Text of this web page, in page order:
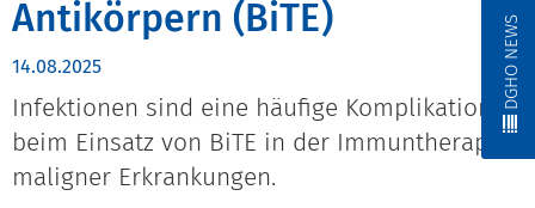
DGHO NEWS
Antikörpern (BiTE)
14.08.2025
Infektionen sind eine häufige Komplikation
beim Einsatz von BiTE in der Immuntherapie
maligner Erkrankungen.